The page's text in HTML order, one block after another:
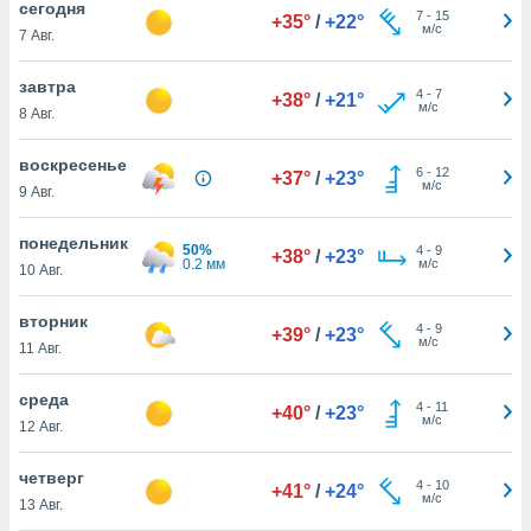
действия
рекламу
основе.
в нашей
cookie
в
нашего
ВЫ
cегодня
7 Авг.
+35° / +22° 7- 15
м/с
завтра
8 Авг.
+38° / +21° 4- 7
м/с
воскресенье
9 Авг.
+37° / +23° 6- 12
м/с
понедельник
10 Авг.
50%
0.2 мм
+38° / +23° 4- 9
м/с
вторник
11 Авг.
+39° / +23° 4- 9
м/с
среда
12 Авг.
+40° / +23° 4- 11
м/с
четверг
13 Авг.
+41° / +24° 4- 10
м/с